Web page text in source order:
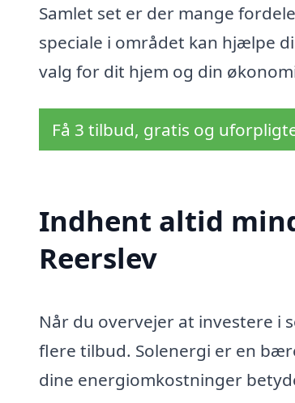
Samlet set er der mange
speciale i området kan hjælpe
valg for dit hjem og din
Få 3 tilbud, gratis og
Indhent altid
Reerslev
Når du overvejer at investere i
flere tilbud. Solenergi er en
dine energiomkostninger